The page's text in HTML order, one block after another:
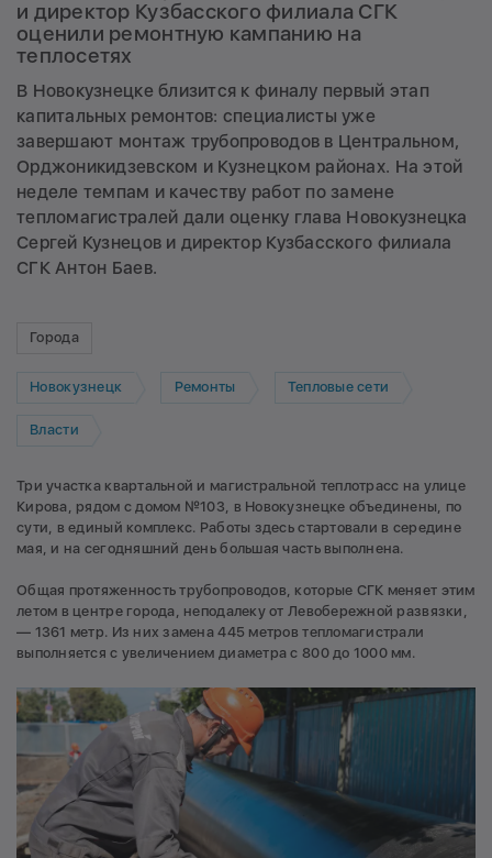
и директор Кузбасского филиала СГК
оценили ремонтную кампанию на
теплосетях
В Новокузнецке близится к финалу первый этап
капитальных ремонтов: специалисты уже
завершают монтаж трубопроводов в Центральном,
Орджоникидзевском и Кузнецком районах. На этой
неделе темпам и качеству работ по замене
тепломагистралей дали оценку глава Новокузнецка
Сергей Кузнецов и директор Кузбасского филиала
СГК Антон Баев.
Города
Новокузнецк Ремонты Тепловые сети
Власти
Три участка квартальной и магистральной теплотрасс на улице
Кирова, рядом с домом №103, в Новокузнецке объединены, по
сути, в единый комплекс. Работы здесь стартовали в середине
мая, и на сегодняшний день большая часть выполнена.
Общая протяженность трубопроводов, которые СГК меняет этим
летом в центре города, неподалеку от Левобережной развязки,
— 1361 метр. Из них замена 445 метров тепломагистрали
выполняется с увеличением диаметра с 800 до 1000 мм.